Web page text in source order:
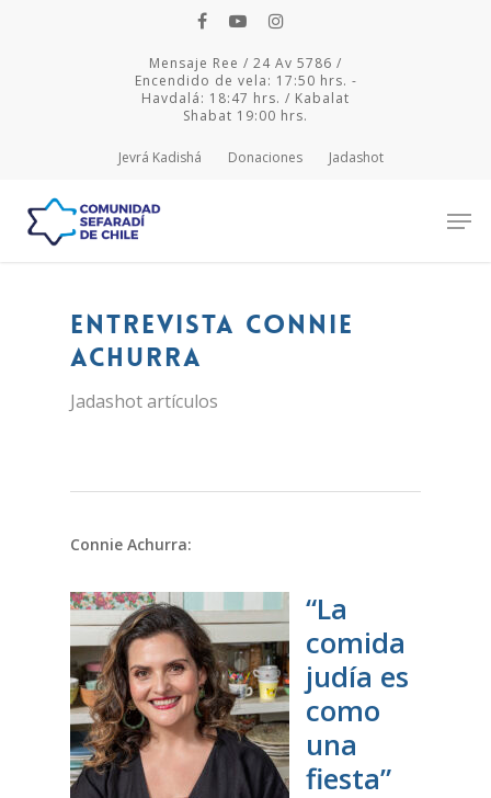
Mensaje Ree / 24 Av 5786 /
Encendido de vela: 17:50 hrs. -
Havdalá: 18:47 hrs. / Kabalat
Shabat 19:00 hrs.
Jevrá Kadishá Donaciones Jadashot
Hit enter to search or ESC to close
Entrevista Connie
Achurra
Jadashot artículos
Connie Achurra:
“La
comida
judía es
como
una
fiesta”